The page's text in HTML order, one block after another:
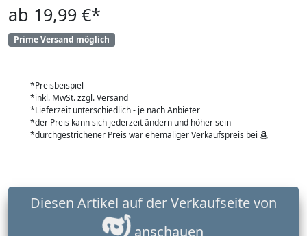
ab 19,99 €*
Prime Versand möglich
*Preisbeispiel
*inkl. MwSt. zzgl. Versand
*Lieferzeit unterschiedlich - je nach Anbieter
*der Preis kann sich jederzeit ändern und höher sein
*durchgestrichener Preis war ehemaliger Verkaufspreis bei
anschauen